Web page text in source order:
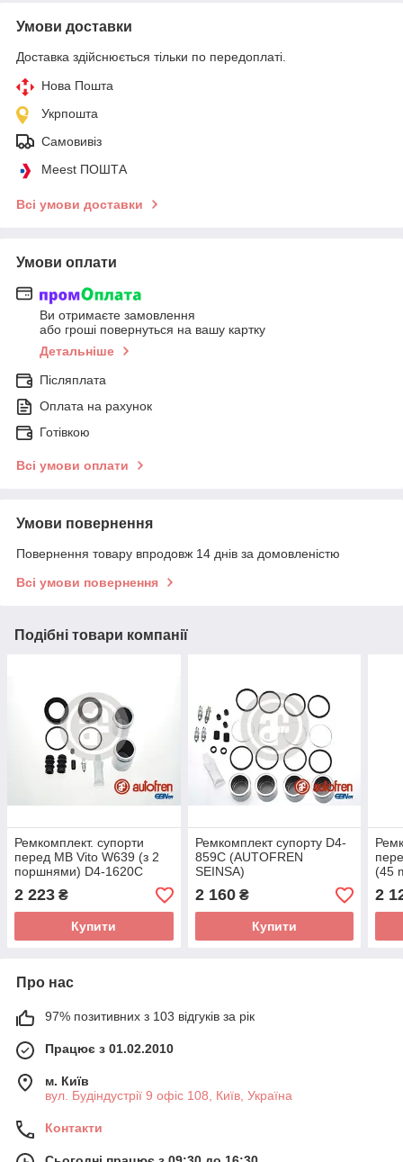
Умови доставки
Доставка здійснюється тільки по передоплаті.
Нова Пошта
Укрпошта
Самовивіз
Meest ПОШТА
Всі умови доставки
Умови оплати
Ви отримаєте замовлення
або гроші повернуться на вашу картку
Детальніше
Післяплата
Оплата на рахунок
Готівкою
Всі умови оплати
Умови повернення
Повернення товару впродовж 14 днів за домовленістю
Всі умови повернення
Подібні товари компанії
Ремкомплект. супорти
перед MB Vito W639 (з 2
поршнями) D4-1620C
(AUTOFREN SEINSA)
2 223 ₴
Купити
Ремкомплект супорту D4-
859C (AUTOFREN
SEINSA)
2 160₴
Купити
(45
4
2
Про нас
97% позитивних з 103 відгуків за рік
Працює з 01.02.2010
м. Київ
вул. Будіндустрії 9 офіс 108, Київ, Україна
Контакти